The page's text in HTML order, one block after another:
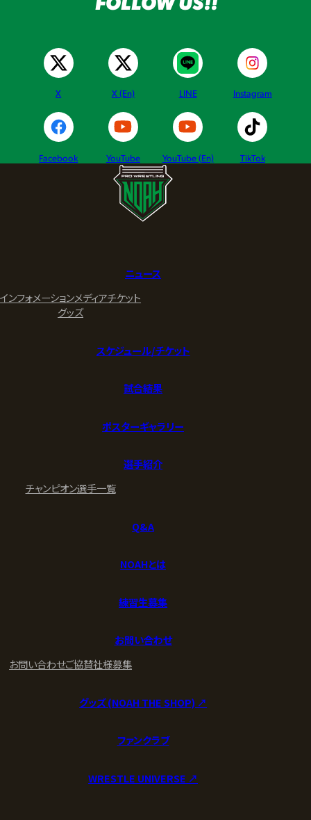
X X (En) LINE Instagram
Facebook YouTube YouTube (En) TikTok
ニュース
インフォメーションメディアチケット
グッズ
スケジュール/チケット
試合結果
ポスターギャラリー
選手紹介
チャンピオン選手一覧
Q&A
NOAHとは
練習生募集
お問い合わせ
お問い合わせご協賛社様募集
グッズ (NOAH THE SHOP) ↗︎
ファンクラブ
WRESTLE UNIVERSE ↗︎